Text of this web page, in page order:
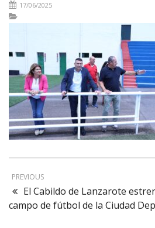
17/06/2025
PREVIOUS
El Cabildo de Lanzarote
campo de fútbol de la Ciudad